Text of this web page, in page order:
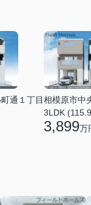
通１丁目相模原市中
3LDK
3,899万